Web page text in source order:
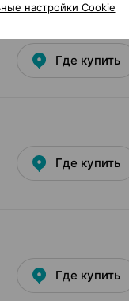
Где купить
Где купить
Где купить
настройки Cookie